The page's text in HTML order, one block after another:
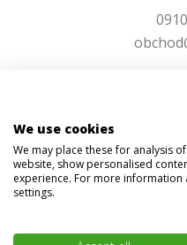
We use cookies
We may place these for analysis
website, show personalised
experience. For more
settings.